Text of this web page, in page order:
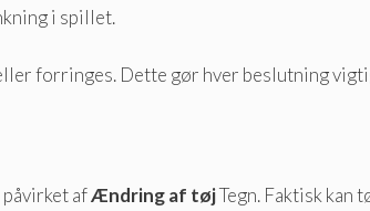
i spillet.
forringes. Dette gør hver beslutning
afÆndring af tøjTegn. Faktisk kan